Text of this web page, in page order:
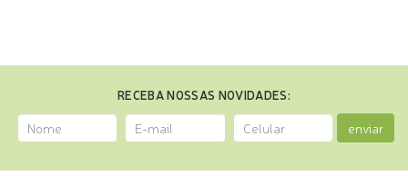
RECEBA NOSSAS NOVIDADES:
enviar